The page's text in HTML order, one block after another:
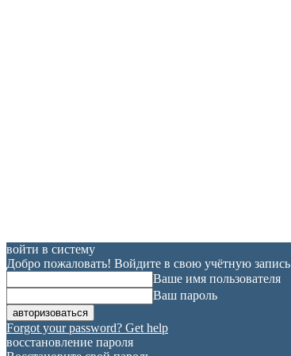
войти в систему
Добро пожаловать! Войдите в свою учётную запись
Ваше имя пользователя
Ваш пароль
Forgot your password? Get help
восстановление пароля